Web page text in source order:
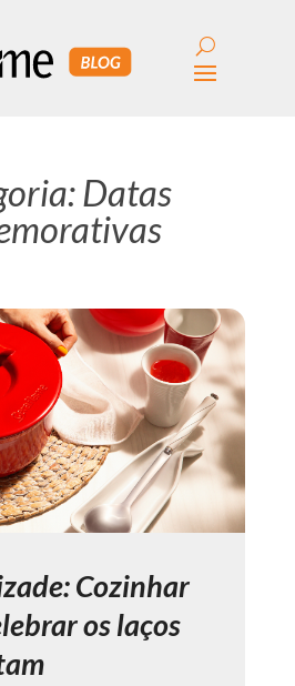
Datas
Cozinhar
os laços